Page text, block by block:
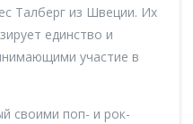
Талберг из Швеции. Их
единство и
участие в
своими поп- и рок-